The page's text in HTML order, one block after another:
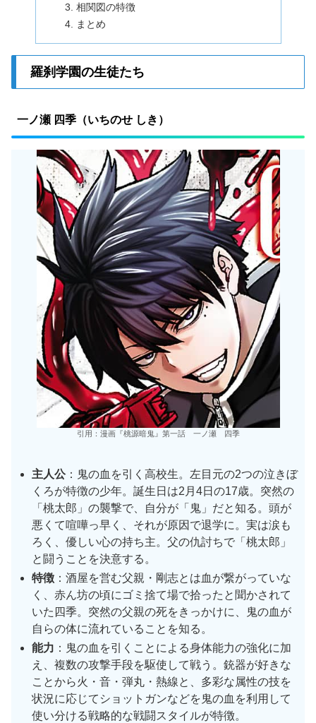
相関図の特徴
まとめ
羅刹学園の生徒たち
一ノ瀬 四季（いちのせ しき）
引用：漫画『桃源暗鬼』第一話 一ノ瀬 四季
主人公：鬼の血を引く高校生。左目元の2つの泣きぼ
くろが特徴の少年。誕生日は2月4日の17歳。突然の
「桃太郎」の襲撃で、自分が「鬼」だと知る。頭が
悪くて喧嘩っ早く、それが原因で退学に。実は涙も
ろく、優しい心の持ち主。父の仇討ちで「桃太郎」
と闘うことを決意する。
特徴 ：酒屋を営む父親・剛志とは血が繋がっていな
く、赤ん坊の頃にゴミ捨て場で拾ったと聞かされて
いた四季。突然の父親の死をきっかけに、鬼の血が
自らの体に流れていることを知る。
能力 ：鬼の血を引くことによる身体能力の強化に加
え、複数の攻撃手段を駆使して戦う。銃器が好きな
ことから火・音・弾丸・熱線と、多彩な属性の技を
状況に応じてショットガンなどを鬼の血を利用して
使い分ける戦略的な戦闘スタイルが特徴。